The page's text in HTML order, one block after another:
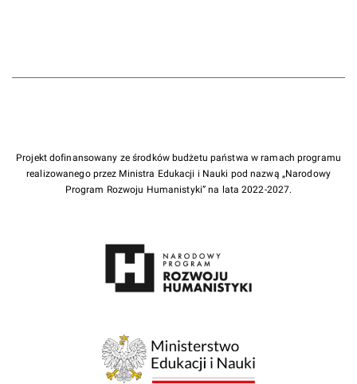
Projekt dofinansowany ze środków budżetu państwa w ramach programu
realizowanego przez Ministra Edukacji i Nauki pod nazwą „Narodowy
Program Rozwoju Humanistyki” na lata 2022-2027.